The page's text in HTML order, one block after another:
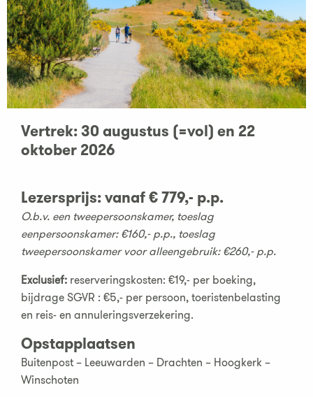
Vertrek: 30 augustus (=vol) en 22
oktober 2026
Lezersprijs: vanaf€ 779,- p.p.
O.b.v. een tweepersoonskamer, toeslag
eenpersoonskamer: €160,- p.p., toeslag
tweepersoonskamer voor alleengebruik: €260,- p.p.
Exclusief: reserveringskosten: €19,- per boeking,
bijdrage SGVR : €5,- per persoon, toeristenbelasting
en reis- en annuleringsverzekering.
Opstapplaatsen
Buitenpost – Leeuwarden – Drachten – Hoogkerk –
Winschoten